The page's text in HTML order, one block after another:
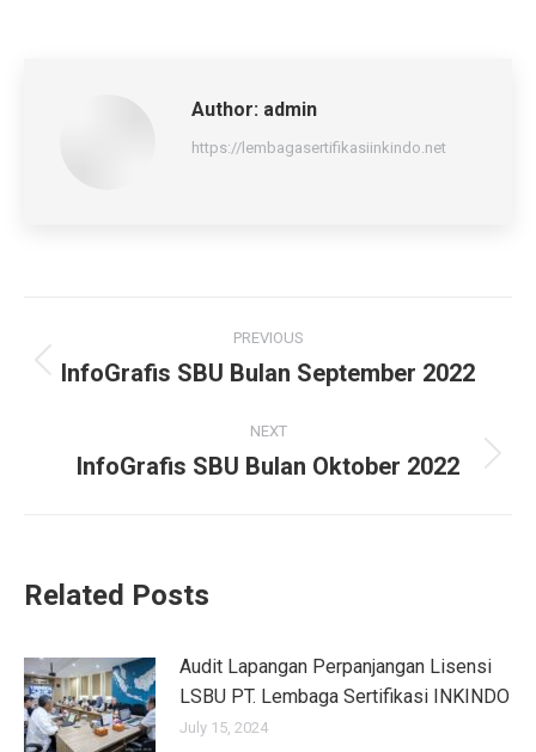
Author: admin
https://lembagasertifikasiinkindo.net
navigation
PREVIOUS
Previous
InfoGrafis SBU Bulan September 2022
NEXT
Next
InfoGrafis SBU Bulan Oktober 2022
Related Posts
Audit Lapangan Perpanjangan Lisensi
LSBU PT. Lembaga Sertifikasi INKINDO
July 15, 2024